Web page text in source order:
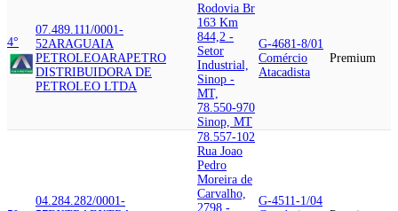
4°
07.489.111/0001-
52ARAGUAIA
PETROLEOARAPETRO
DISTRIBUIDORA DE
PETROLEO LTDA
Rodovia Br
163 Km
844,2 -
Setor
Industrial,
Sinop -
MT,
78.550-970
Sinop, MT
G-4681-8/01
Comércio
Atacadista
Premium
04.284.282/0001-
78.557-102
Rua Joao
Pedro
Moreira de
Carvalho,
2798 -
G-4511-1/04